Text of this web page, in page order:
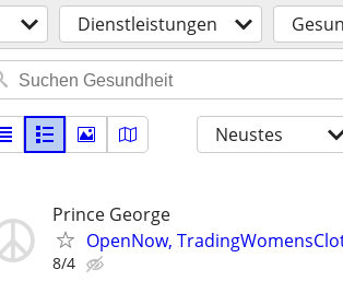
Dienstleistungen
Neustes
Prince George
OpenNow,
8/4